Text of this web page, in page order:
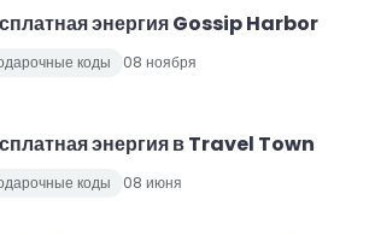
энергия Gossip Harbor
коды 08 ноября
энергия в Travel Town
коды 08 июня